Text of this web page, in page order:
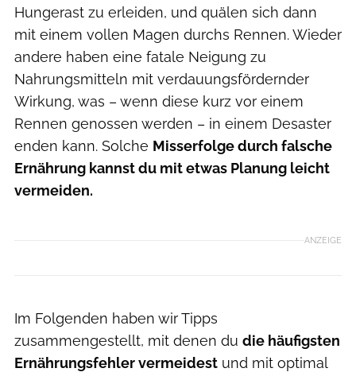
Hungerast zu erleiden, und quälen sich dann
mit einem vollen Magen durchs Rennen. Wieder
andere haben eine fatale Neigung zu
Nahrungsmitteln mit verdauungsfördernder
Wirkung, was – wenn diese kurz vor einem
Rennen genossen werden – in einem Desaster
enden kann. Solche Misserfolge durch falsche
Ernährung kannst du mit etwas Planung leicht
vermeiden.
ANZEIGE
Im Folgenden haben wir Tipps
zusammengestellt, mit denen du die häufigsten
Ernährungsfehler vermeidest und mit optimal